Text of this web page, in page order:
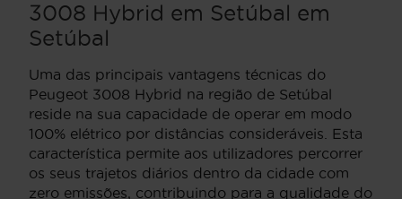
3008 Hybrid em Setúbal em
Setúbal
Uma das principais vantagens técnicas do
Peugeot 3008 Hybrid na região de Setúbal
reside na sua capacidade de operar em modo
100% elétrico por distâncias consideráveis. Esta
característica permite aos utilizadores percorrer
os seus trajetos diários dentro da cidade com
zero emissões, contribuindo para a qualidade do